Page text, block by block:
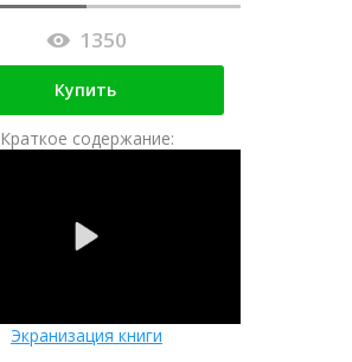
1350
Купить
Краткое содержание:
Экранизация книги